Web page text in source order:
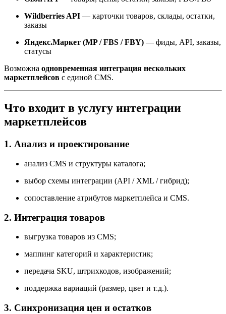
Wildberries API — карточки товаров, склады, остатки,
заказы
Яндекс.Маркет (MP / FBS / FBY) — фиды, API, заказы,
статусы
Возможна одновременная интеграция нескольких
маркетплейсов с единой CMS.
Что входит в услугу интеграции
маркетплейсов
1. Анализ и проектирование
анализ CMS и структуры каталога;
выбор схемы интеграции (API / XML / гибрид);
сопоставление атрибутов маркетплейса и CMS.
2. Интеграция товаров
выгрузка товаров из CMS;
маппинг категорий и характеристик;
передача SKU, штрихкодов, изображений;
поддержка вариаций (размер, цвет и т.д.).
3. Синхронизация цен и остатков